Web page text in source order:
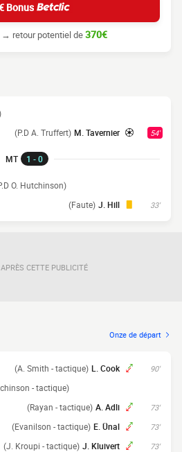
Bonus
→ retour potentiel de370€
54'
M. Tavernier
(P.D A. Truffert)
MT 1 - 0
O. Hutchinson)
33'
J. Hill
(Faute)
CETTE PUBLICITÉ
Onze de départ
90'
L. Cook
(A. Smith - tactique)
- tactique)
73'
A. Adli
(Rayan - tactique)
73'
E. Ünal
(Evanilson - tactique)
73'
J. Kluivert
(J. Kroupi - tactique)